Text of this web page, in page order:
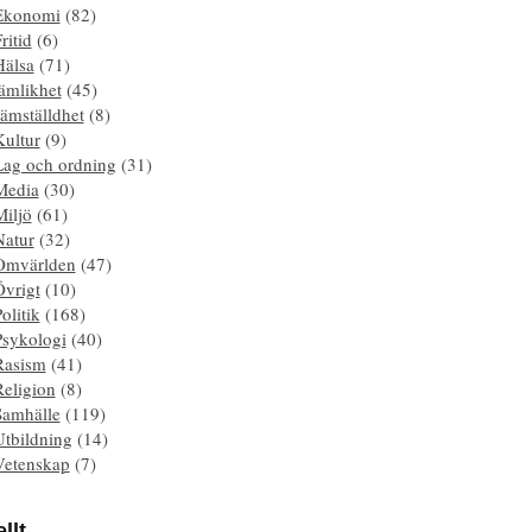
(82)
(6)
(71)
(45)
(8)
(9)
och ordning (31)
(30)
(61)
(32)
(47)
(10)
(168)
(40)
(41)
(8)
(119)
(14)
(7)